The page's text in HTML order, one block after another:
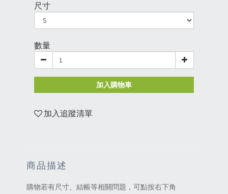
尺寸
數量
加入購物車
加入追蹤清單
商品描述
購物若有尺寸、結帳等相關問題，可點按右下角